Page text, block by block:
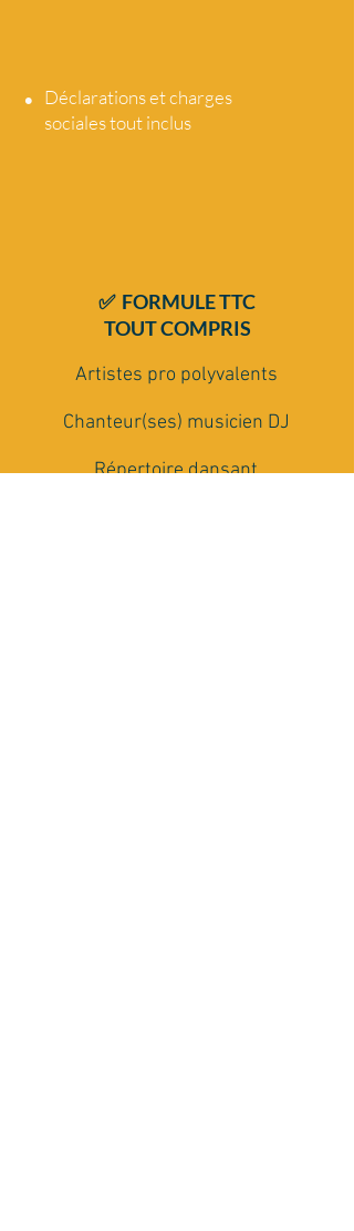
• Déclarations et charges
sociales toutinclus
✅ FORMULE TTC
TOUT COMPRIS
Artistes pro polyvalents
Chanteur(ses) musicien DJ
Répertoire dansant